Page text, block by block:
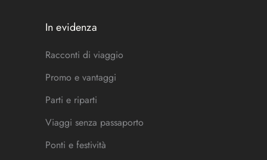
In evidenza
Racconti di viaggio
Promo e vantaggi
Parti e riparti
Viaggi senza passaporto
Ponti e festività